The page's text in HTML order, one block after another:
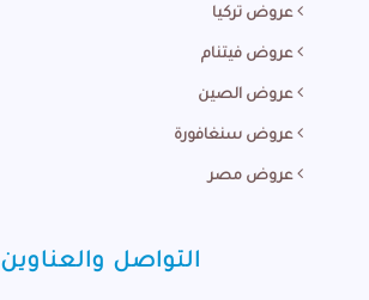
عروض تركيا
عروض فيتنام
عروض الصين
عروض سنغافورة
عروض مصر
التواصل والعناوين